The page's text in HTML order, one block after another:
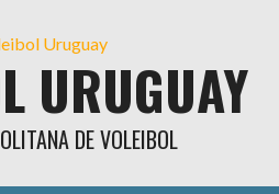
URUGUAY
DE VOLEIBOL